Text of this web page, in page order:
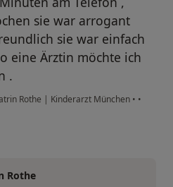
sie war arrogant
sie war einfach
eine Ärztin möchte ich
.
Rothe | Kinderarzt München • •
Rothe